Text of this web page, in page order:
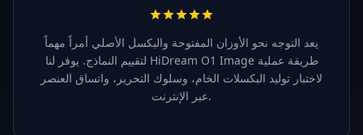
يعد التوجه نحو الأوزان المفتوحة والبكسل الأصلي أمراً مهماً
لتقييم النماذج. يوفر لنا HiDream O1 Image طريقة عملية
لاختبار توليد البكسلات الخام، وسلوك التحرير، واتساق العنصر
عبر الإنترنت.